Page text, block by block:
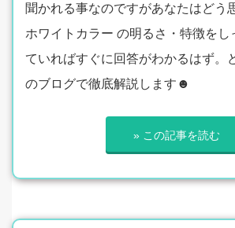
聞かれる事なのですがあなたはどう
ホワイトカラー の明るさ・特徴をし
ていればすぐに回答がわかるはず。
のブログで徹底解説します☻
» この記事を読む